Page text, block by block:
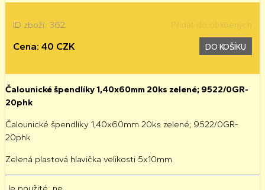
ID zboží: 362 Přidat do oblíbených
Cena: 40 CZK DO KOŠÍKU
Čalounické špendlíky 1,40x60mm 20ks zelené; 9522/0GR-
20phk
Čalounické špendlíky 1,40x60mm 20ks zelené; 9522/0GR-
20phk
Zelená plastová hlavička velikosti 5x10mm.